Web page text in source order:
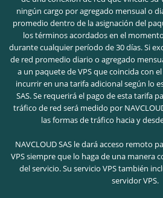
ningún cargo por agregado mensual o
promedio dentro de la asignación del
los términos acordados en el
durante cualquier período de 30 días. Si
de red promedio diario o agregado
a un paquete de VPS que coincida con
incurrir en una tarifa adicional según lo
SAS. Se requerirá el pago de esta tarifa
tráfico de red será medido por
las formas de tráfico hacia y
NAVCLOUD SAS le dará acceso remoto
VPS siempre que lo haga de una manera
del servicio. Su servicio VPS también
servidor VPS.